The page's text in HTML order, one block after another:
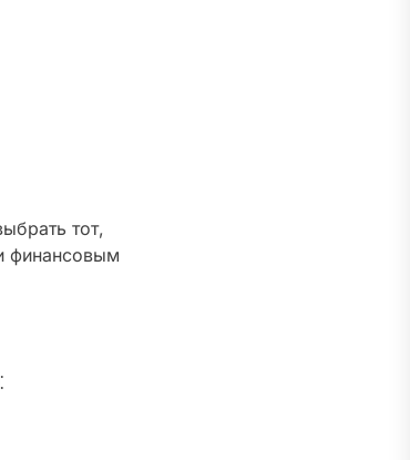
тот,
финансовым